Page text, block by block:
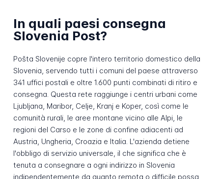
In quali paesi consegna
Slovenia Post?
Pošta Slovenije copre l'intero territorio domestico della
Slovenia, servendo tutti i comuni del paese attraverso
341 uffici postali e oltre 1.600 punti combinati di ritiro e
consegna. Questa rete raggiunge i centri urbani come
Ljubljana, Maribor, Celje, Kranj e Koper, così come le
comunità rurali, le aree montane vicino alle Alpi, le
regioni del Carso e le zone di confine adiacenti ad
Austria, Ungheria, Croazia e Italia. L'azienda detiene
l'obbligo di servizio universale, il che significa che è
tenuta a consegnare a ogni indirizzo in Slovenia
indipendentemente da quanto remota o difficile possa